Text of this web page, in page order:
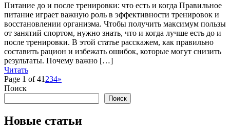
Питание до и после тренировки: что есть и когда Правильное
питание играет важную роль в эффективности тренировок и
восстановлении организма. Чтобы получить максимум пользы
от занятий спортом, нужно знать, что и когда лучше есть до и
после тренировки. В этой статье расскажем, как правильно
составить рацион и избежать ошибок, которые могут снизить
результаты. Почему важно […]
Читать
Page 1 of 41 234»
Поиск
Поиск
Новые статьи